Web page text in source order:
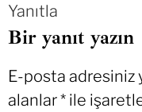
Yanıtla
Bir yanıt yazın
E-posta adresiniz
alanlar* ile